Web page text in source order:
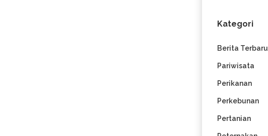
Kategori
Berita Terbaru
Pariwisata
Perikanan
Perkebunan
Pertanian